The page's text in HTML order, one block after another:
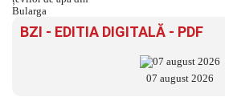
BZI - EDITIA DIGITALĂ - PDF
07 august 2026